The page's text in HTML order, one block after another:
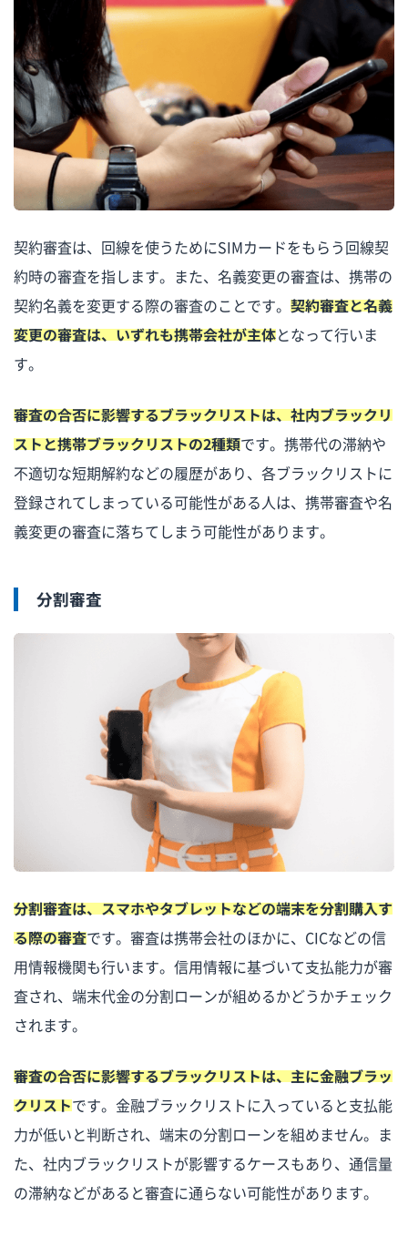
契約審査は、回線を使うためにSIMカードをもらう回線契
約時の審査を指します。また、名義変更の審査は、携帯の
契約名義を変更する際の審査のことです。 契約審査と名義
変更の審査は、いずれも携帯会社が主体となって行いま
す。
審査の合否に影響するブラックリストは、社内ブラックリ
ストと携帯ブラックリストの2種類です。携帯代の滞納や
不適切な短期解約などの履歴があり、各ブラックリストに
登録されてしまっている可能性がある人は、携帯審査や名
義変更の審査に落ちてしまう可能性があります。
分割審査
分割審査は、スマホやタブレットなどの端末を分割購入す
る際の審査です。審査は携帯会社のほかに、CICなどの信
用情報機関も行います。信用情報に基づいて支払能力が審
査され、端末代金の分割ローンが組めるかどうかチェック
されます。
審査の合否に影響するブラックリストは、主に金融ブラッ
クリストです。金融ブラックリストに入っていると支払能
力が低いと判断され、端末の分割ローンを組めません。ま
た、社内ブラックリストが影響するケースもあり、通信量
の滞納などがあると審査に通らない可能性があります。